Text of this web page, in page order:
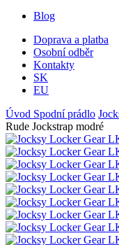
Blog
Doprava a platba
Osobní odběr
Kontakty
SK
EU
Úvod Spodní prádlo
Rude Jockstrap modré